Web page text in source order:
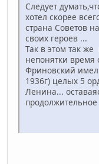
Следует
хотел скорее
страна Советов
своих героев ...
Так в этом так же
непонятки
Фриновский имел
1936г) целых 5
Ленина...